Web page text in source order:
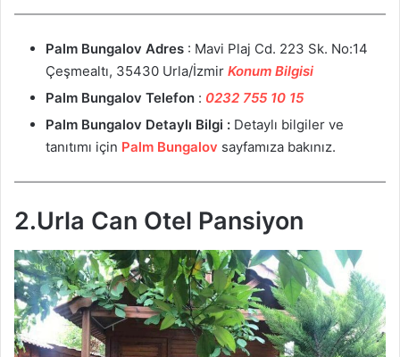
Palm Bungalov Adres : Mavi Plaj Cd. 223 Sk. No:14
Çeşmealtı, 35430 Urla/İzmir Konum Bilgisi
Palm Bungalov Telefon : 0232 755 10 15
Palm Bungalov Detaylı Bilgi : Detaylı bilgiler ve
tanıtımı için Palm Bungalov sayfamıza bakınız.
2.Urla Can Otel Pansiyon